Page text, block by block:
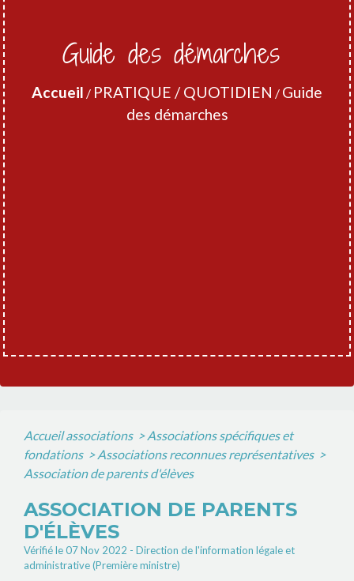
Guide des démarches
Accueil / PRATIQUE / QUOTIDIEN / Guide
des démarches
Accueil associations > Associations spécifiques et
fondations > Associations reconnues représentatives >
Association de parents d'élèves
ASSOCIATION DE PARENTS
D'ÉLÈVES
Vérifié le 07 Nov 2022 - Direction de l'information légale et
administrative (Première ministre)